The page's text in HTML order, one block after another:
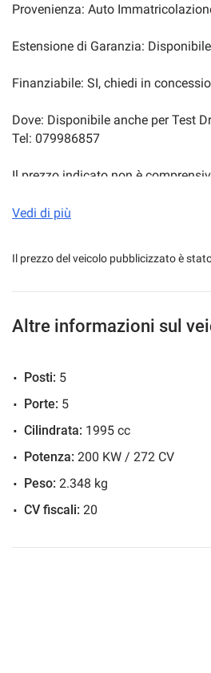
Provenienza: Auto
Estensione di Garanzia:
Finanziabile: SI, chiedi in
Dove: Disponibile anche per Test
Tel: 079986857
Il prezzo indicato non è
vieni a trovarci per conoscere tutto
Vedi di più
Il prezzo del veicolo pubblicizzato è
Altre informazioni sul
Posti: 5
Porte: 5
Cilindrata: 1995 cc
Potenza: 200 KW / 272 CV
Peso: 2.348 kg
CV fiscali: 20